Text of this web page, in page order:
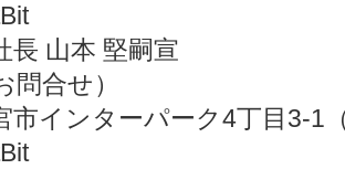
長 山本 堅嗣宣
問合せ）
市インターパーク4丁目3-1